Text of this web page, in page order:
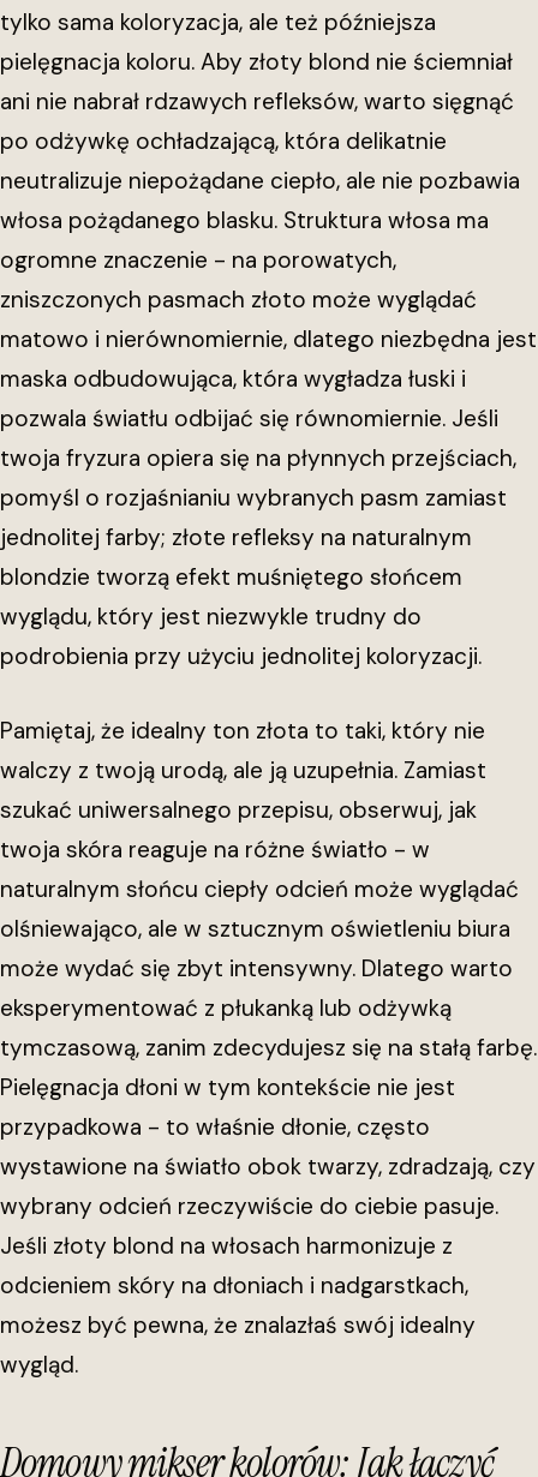
tylko sama koloryzacja, ale też późniejsza
pielęgnacja koloru. Aby złoty blond nie ściemniał
ani nie nabrał rdzawych refleksów, warto sięgnąć
po odżywkę ochładzającą, która delikatnie
neutralizuje niepożądane ciepło, ale nie pozbawia
włosa pożądanego blasku. Struktura włosa ma
ogromne znaczenie - na porowatych,
zniszczonych pasmach złoto może wyglądać
matowo i nierównomiernie, dlatego niezbędna jest
maska odbudowująca, która wygładza łuski i
pozwala światłu odbijać się równomiernie. Jeśli
twoja fryzura opiera się na płynnych przejściach,
pomyśl o rozjaśnianiu wybranych pasm zamiast
jednolitej farby; złote refleksy na naturalnym
blondzie tworzą efekt muśniętego słońcem
wyglądu, który jest niezwykle trudny do
podrobienia przy użyciu jednolitej koloryzacji.
Pamiętaj, że idealny ton złota to taki, który nie
walczy z twoją urodą, ale ją uzupełnia. Zamiast
szukać uniwersalnego przepisu, obserwuj, jak
twoja skóra reaguje na różne światło - w
naturalnym słońcu ciepły odcień może wyglądać
olśniewająco, ale w sztucznym oświetleniu biura
może wydać się zbyt intensywny. Dlatego warto
eksperymentować z płukanką lub odżywką
tymczasową, zanim zdecydujesz się na stałą farbę.
Pielęgnacja dłoni w tym kontekście nie jest
przypadkowa - to właśnie dłonie, często
wystawione na światło obok twarzy, zdradzają, czy
wybrany odcień rzeczywiście do ciebie pasuje.
Jeśli złoty blond na włosach harmonizuje z
odcieniem skóry na dłoniach i nadgarstkach,
możesz być pewna, że znalazłaś swój idealny
wygląd.
Domowy mikser kolorów: Jak łączyć